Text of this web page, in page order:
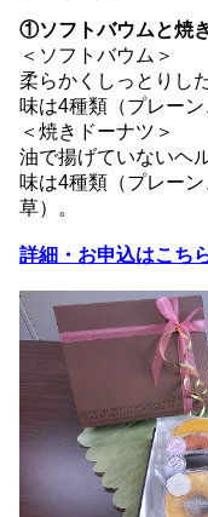
①ソフトバウムと焼
＜ソフトバウム＞
柔らかくしっとりし
味は4種類（プレー
＜焼きドーナツ＞
油で揚げていないヘ
味は4種類（プレー
草）。
詳細・お申込はこち